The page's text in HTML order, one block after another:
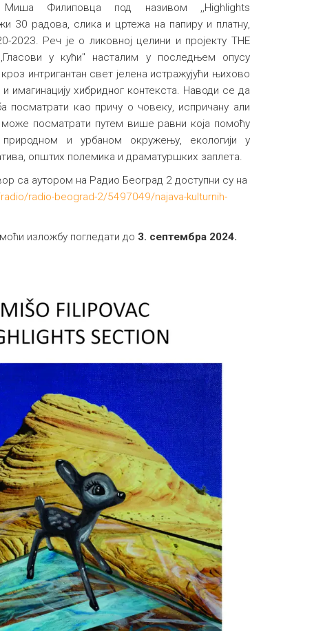
Филиповца под називом ,,Highlights
30 радова, слика и цртежа на папиру и платну,
2023. Реч је о ликовној целини и пројекту THE
у кући" насталим у последњем опусу
интригантан свет јелена истражујући њихово
имагинацију хибридног контекста. Наводи се да
посматрати као причу о човеку, испричану али
посматрати путем више равни која помоћу
и урбаном окружењу, екологији у
општих полемика и драматуршких заплета.
са аутором на Радио Београд 2 доступни су на
radio-beograd-2/5497049/najava-kulturnih-
изложбу погледати до 3. септембра 2024.